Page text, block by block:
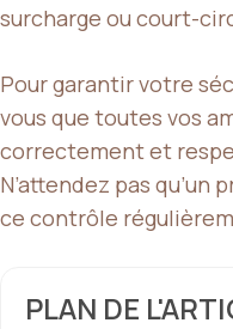
surcharge ou court-
Pour garantir votre
vous que toutes vos
correctement et
N’attendez pas
ce contrôle
PLAN DE